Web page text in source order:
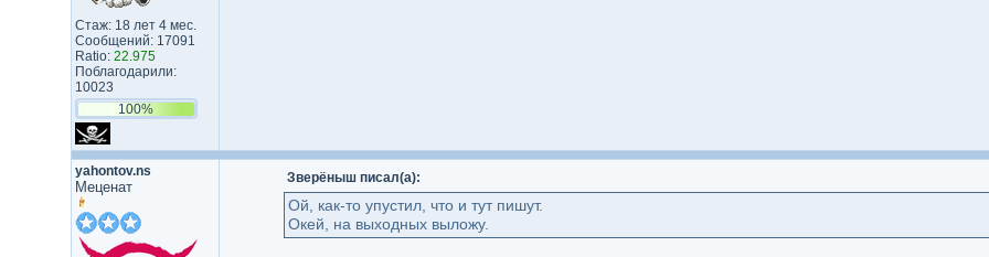
Стаж: 18 лет 4 мес.
Сообщений: 17091
Ratio: 22.975
Поблагодарили:
10023
100%
yahontov.ns
Меценат
Зверёныш писал(а):
Ой, как-то упустил, что и тут пишут.
Окей, на выходных выложу.